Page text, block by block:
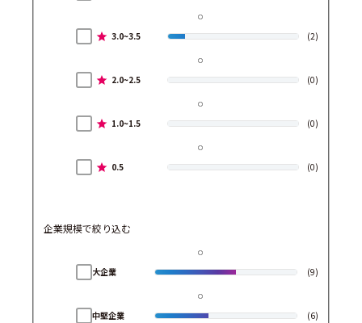
3.0~3.5 (2)
2.0~2.5 (0)
1.0~1.5 (0)
0.5 (0)
企業規模で絞り込む
大企業 (9)
中堅企業 (6)